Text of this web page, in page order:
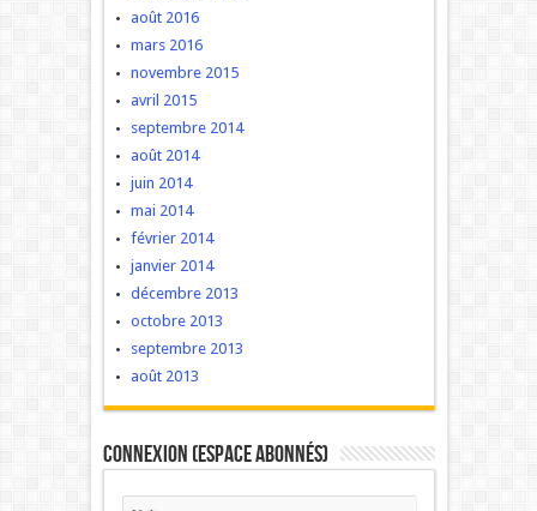
août 2016
mars 2016
novembre 2015
avril 2015
septembre 2014
août 2014
juin 2014
mai 2014
février 2014
janvier 2014
décembre 2013
octobre 2013
septembre 2013
août 2013
Connexion (Espace Abonnés)